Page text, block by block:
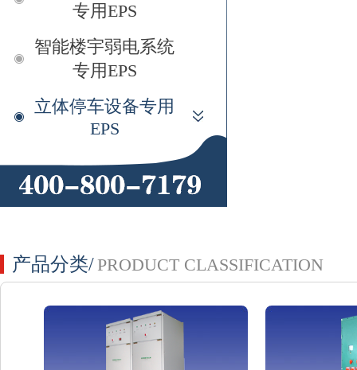
专用EPS
智能楼宇弱电系统
专用EPS
立体停车设备专用
EPS
产品分类/PRODUCT CLASSIFICATION